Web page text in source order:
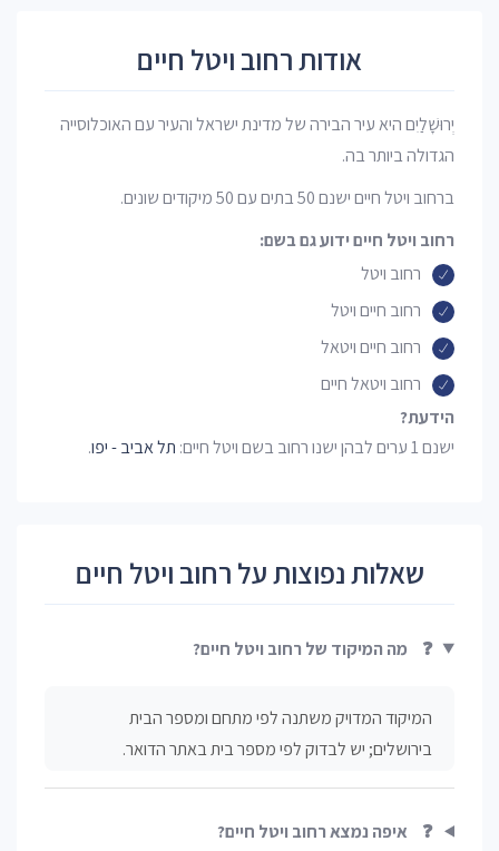
אודות רחוב ויטל חיים
יְרוּשָׁלַיִם היא עיר הבירה של מדינת ישראל והעיר עם האוכלוסייה
הגדולה ביותר בה.
ברחוב ויטל חיים ישנם 50 בתים עם 50 מיקודים שונים.
רחוב ויטל חיים ידוע גם בשם:
רחוב ויטל
רחוב חיים ויטל
רחוב חיים ויטאל
רחוב ויטאל חיים
הידעת?
ישנם 1 ערים לבהן ישנו רחוב בשם ויטל חיים:
תל אביב - יפו.
שאלות נפוצות על רחוב ויטל חיים
❓ מה המיקוד של רחוב ויטל חיים?
המיקוד המדויק משתנה לפי מתחם ומספר הבית
בירושלים; יש לבדוק לפי מספר בית באתר הדואר.
❓ איפה נמצא רחוב ויטל חיים?